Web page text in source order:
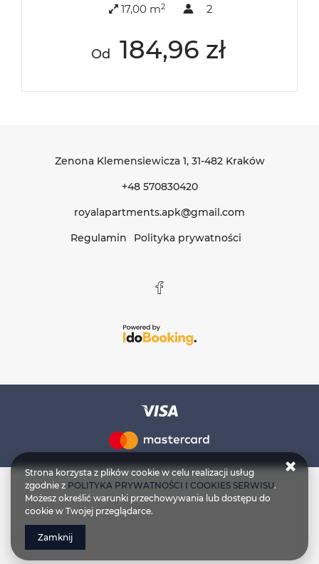
17,00 m2 2
Od 184,96 zł
Zenona Klemensiewicza 1, 31-482 Kraków
+48 570830420
royalapartments.apk@gmail.com
Regulamin
Polityka prywatności
Strona korzysta z plików cookie w celu realizacji usług
zgodnie z POLITYKA PRYWATNOŚCI I COOKIES SERWISU.
Możesz określić warunki przechowywania lub dostępu do
cookie w Twojej przeglądarce.
Zamknij